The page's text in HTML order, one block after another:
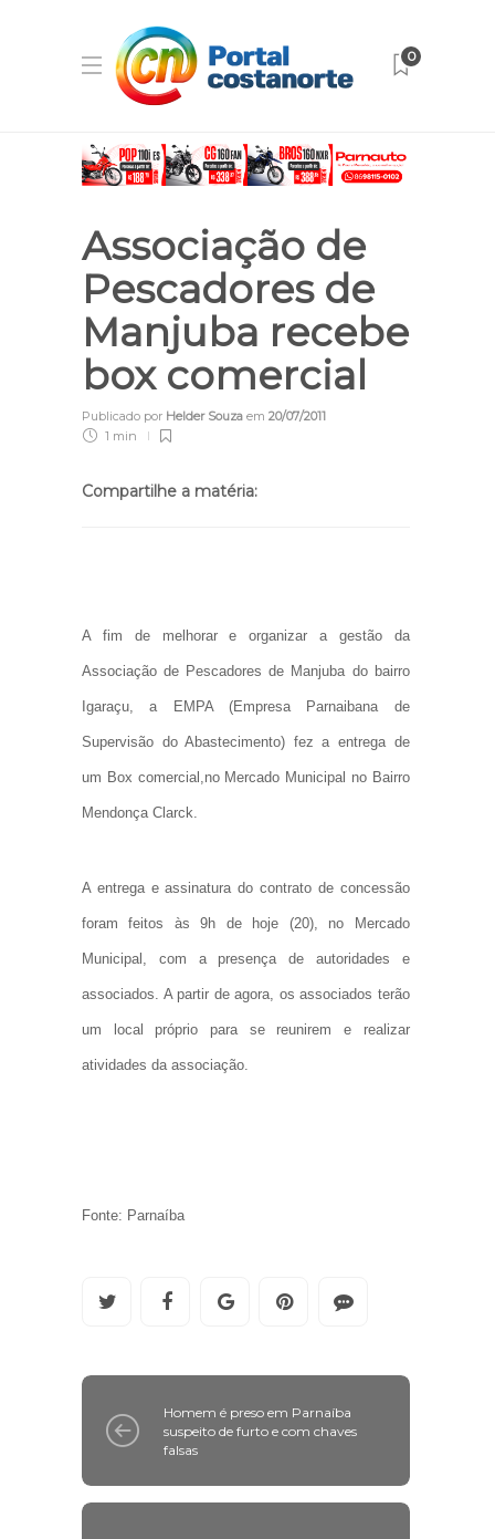
0
Associação de
Pescadores de
Manjuba recebe
box comercial
Publicado por Helder Souza em 20/07/2011
1 min
Compartilhe a matéria:
A fim de melhorar e organizar a gestão da
Associação de Pescadores de Manjuba do bairro
Igaraçu, a EMPA (Empresa Parnaibana de
Supervisão do Abastecimento) fez a entrega de
um Box comercial,no Mercado Municipal no Bairro
Mendonça Clarck.
A entrega e assinatura do contrato de concessão
foram feitos às 9h de hoje (20), no Mercado
Municipal, com a presença de autoridades e
associados. A partir de agora, os associados terão
um local próprio para se reunirem e realizar
atividades da associação.
Fonte: Parnaíba
Homem é preso em Parnaíba
suspeito de furto e com chaves
falsas